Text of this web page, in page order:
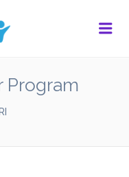
Program